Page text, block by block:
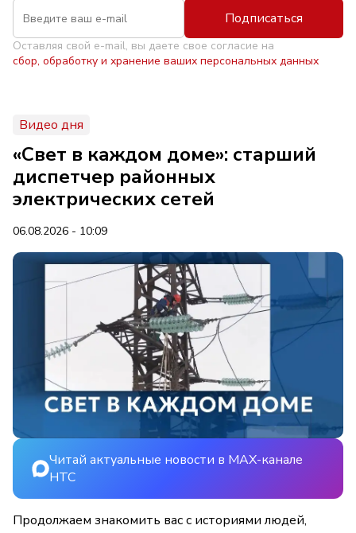
Подписаться
Оставляя свой e-mail, вы даете свое согласие на
сбор, обработку и хранение ваших персональных данных
Видео дня
«Свет в каждом доме»: старший
диспетчер районных
электрических сетей
06.08.2026 - 10:09
Читай актуальные новости в MAX-канале
НТС
Продолжаем знакомить вас с историями людей,